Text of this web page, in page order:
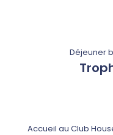
Déjeuner
Accueil au Club